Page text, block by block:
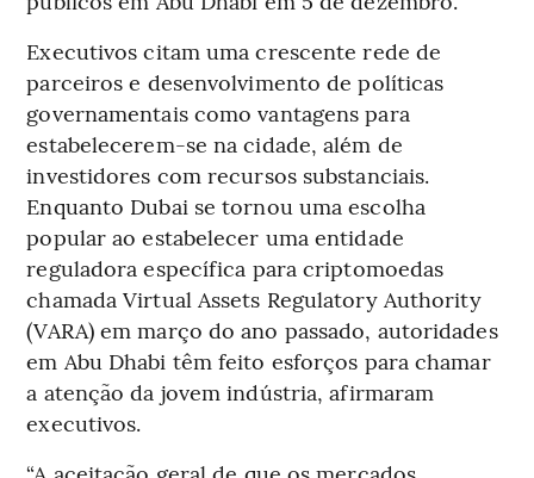
Executivos citam uma crescente rede de
parceiros e desenvolvimento de políticas
governamentais como vantagens para
estabelecerem-se na cidade, além de
investidores com recursos substanciais.
Enquanto Dubai se tornou uma escolha
popular ao estabelecer uma entidade
reguladora específica para criptomoedas
chamada Virtual Assets Regulatory Authority
(VARA) em março do ano passado, autoridades
em Abu Dhabi têm feito esforços para chamar
a atenção da jovem indústria, afirmaram
executivos.